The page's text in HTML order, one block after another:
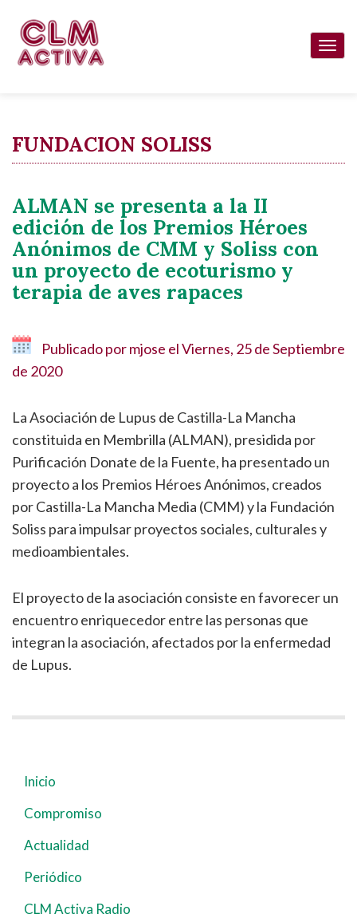
contenido
FUNDACION SOLISS
ALMAN se presenta a la II
edición de los Premios Héroes
Anónimos de CMM y Soliss con
un proyecto de ecoturismo y
terapia de aves rapaces
Publicado pormjose elViernes, 25 de Septiembre
de 2020
La Asociación de Lupus de Castilla-La Mancha
constituida en Membrilla (ALMAN), presidida por
Purificación Donate de la Fuente, ha presentado un
proyecto a los Premios Héroes Anónimos, creados
por Castilla-La Mancha Media (CMM) y la Fundación
Soliss para impulsar proyectos sociales, culturales y
medioambientales.
El proyecto de la asociación consiste en favorecer un
encuentro enriquecedor entre las personas que
integran la asociación, afectados por la enfermedad
de Lupus.
Navegación
principal
Inicio
Compromiso
Actualidad
Periódico
CLM Activa Radio